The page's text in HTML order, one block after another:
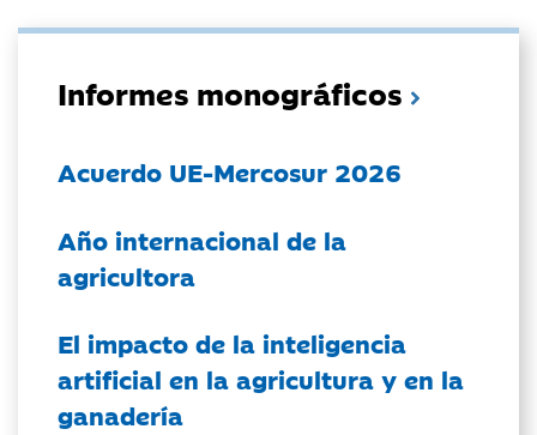
Informes monográficos
Acuerdo UE-Mercosur 2026
Año internacional de la
agricultora
El impacto de la inteligencia
artificial en la agricultura y en la
ganadería